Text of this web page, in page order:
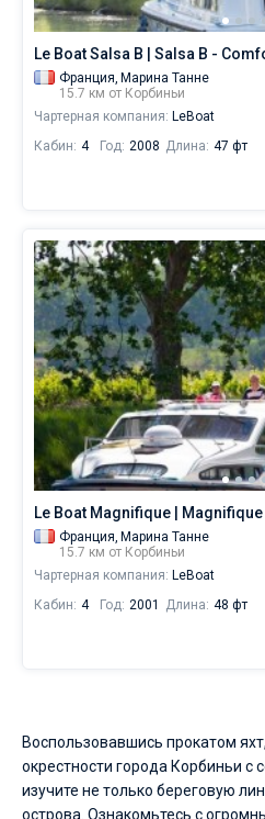
Le Boat Salsa B | Salsa B -
Франция, Марина Танне
15.7 км от Корбиньи
Чартерная компания: LeBoat
Кабин: 4 Год: 2008 Длина: 47 фт
Le Boat Magnifique |
Франция, Марина Танне
15.7 км от Корбиньи
Чартерная компания: LeBoat
Кабин: 4 Год: 2001 Длина: 48 фт
Воспользовавшись прокатом
окрестности города Корбиньи с
изучите не только береговую
острова. Ознакомьтесь с